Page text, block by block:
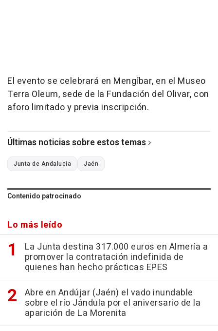
El evento se celebrará en Mengíbar, en el Museo
Terra Oleum, sede de la Fundación del Olivar, con
aforo limitado y previa inscripción.
Últimas noticias sobre estos temas
Junta de Andalucía Jaén
Contenido patrocinado
Lo más leído
La Junta destina 317.000 euros en Almería a
promover la contratación indefinida de
quienes han hecho prácticas EPES
Abre en Andújar (Jaén) el vado inundable
sobre el río Jándula por el aniversario de la
aparición de La Morenita